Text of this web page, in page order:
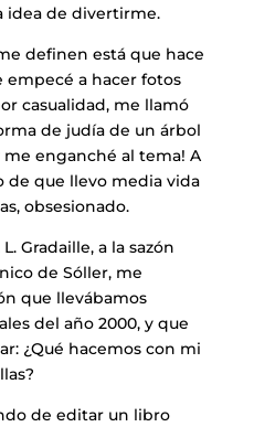
idea de divertirme.
definen está que hace
empecé a hacer fotos
casualidad, me llamó
de judía de un árbol
me enganché al tema! A
de que llevo media vida
obsesionado.
Gradaille, a la sazón
de Sóller, me
que llevábamos
del año 2000, y que
¿Qué hacemos con mi
de editar un libro